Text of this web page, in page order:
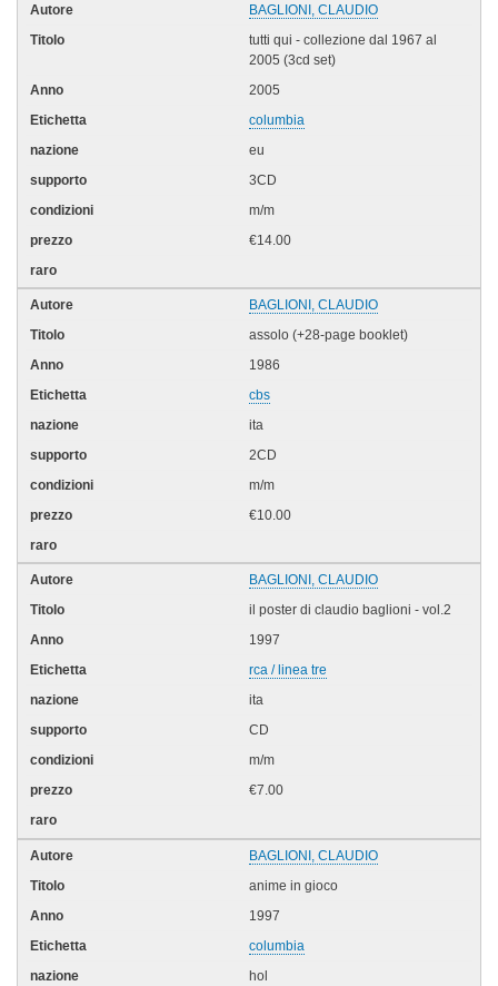
BAGLIONI, CLAUDIO
tutti qui - collezione dal 1967 al
2005 (3cd set)
2005
columbia
eu
3CD
m/m
€14.00
BAGLIONI, CLAUDIO
assolo (+28-page booklet)
1986
cbs
ita
2CD
m/m
€10.00
BAGLIONI, CLAUDIO
il poster di claudio baglioni - vol.2
1997
rca / linea tre
ita
CD
m/m
€7.00
BAGLIONI, CLAUDIO
anime in gioco
1997
columbia
hol